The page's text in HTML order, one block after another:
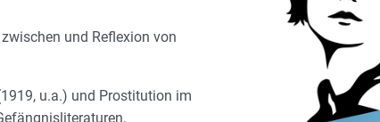
und Reflexion von
u.a.) und Prostitution im